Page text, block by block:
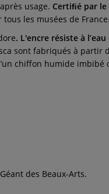
usage. Certiﬁé par le
les musées de France.
. L'encre résiste à
sont fabriqués à partir
chiffon humide
des Beaux-Arts.